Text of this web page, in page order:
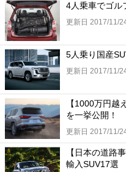
4人乗車でゴル
更新日 2017/11/
5人乗り国産
更新日 2017/11/
【1000万円越
を一挙公開！
更新日 2017/11/
【日本の道路
輸入SUV17選